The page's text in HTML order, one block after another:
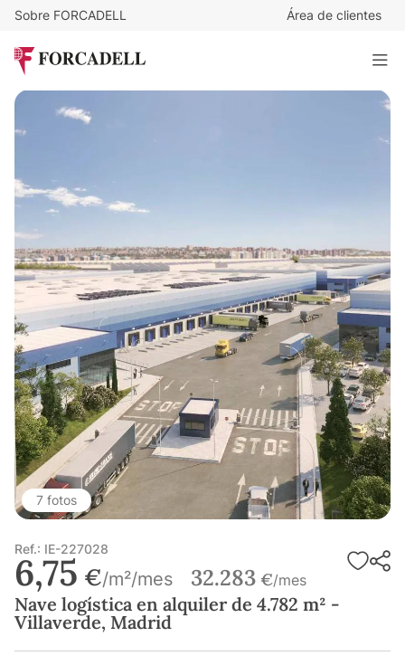
Sobre FORCADELL Área de clientes
Nave logística en alquiler de 4.782 m² - Villaverde, Madrid
4.782 m²
7 fotos
Ref.: IE-227028
6,75 €/m²/mes 32.283 €/mes
Nave logística en alquiler de 4.782 m² -
Villaverde, Madrid